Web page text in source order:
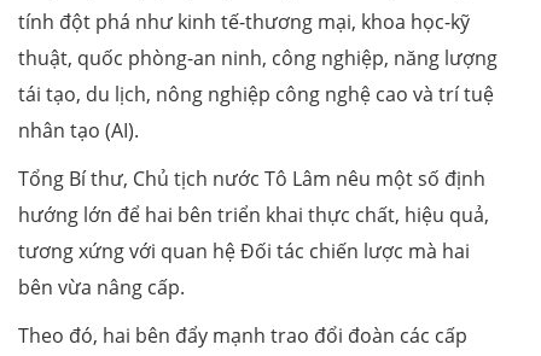
tính đột phá như kinh tế-thương mại, khoa học-kỹ
thuật, quốc phòng-an ninh, công nghiệp, năng lượng
tái tạo, du lịch, nông nghiệp công nghệ cao và trí tuệ
nhân tạo (AI).
Tổng Bí thư, Chủ tịch nước Tô Lâm nêu một số định
hướng lớn để hai bên triển khai thực chất, hiệu quả,
tương xứng với quan hệ Đối tác chiến lược mà hai
bên vừa nâng cấp.
Theo đó, hai bên đẩy mạnh trao đổi đoàn các cấp